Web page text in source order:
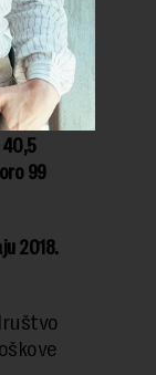
99
2018.